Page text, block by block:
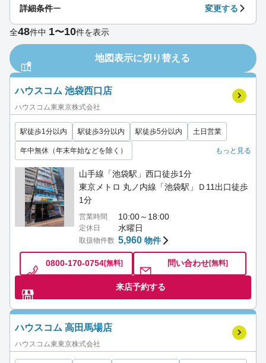
ハウスコム 池袋西口店
ハウスコム東東京株式会社
駅徒歩1分以内 駅徒歩3分以内 駅徒歩5分以内 土日営業
年中無休（年末年始などを除く） もっと見る
山手線「池袋駅」西口徒歩1分
東京メトロ 丸ノ内線「池袋駅」Ｄ11出口徒歩
1分
営業時間 10:00～18:00
定休日 水曜日
取扱物件数 5,960 物件
0800-170-0754[無料] 問い合わせ[無料]
来店予約する
ハウスコム 高田馬場店
ハウスコム東東京株式会社
詳細条件ー 変更する
全48件中 1〜10件を表示
地図表示に切り替える